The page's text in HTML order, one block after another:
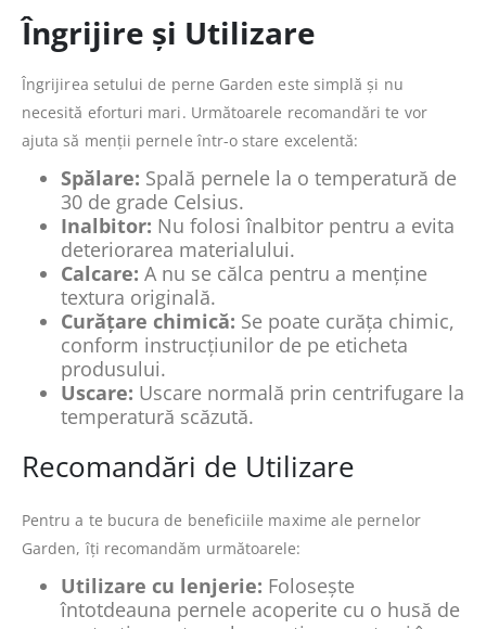
Îngrijire și Utilizare
Îngrijirea setului de perne Garden este simplă și nu
necesită eforturi mari. Următoarele recomandări te vor
ajuta să menții pernele într-o stare excelentă:
Spălare: Spală pernele la o temperatură de
30 de grade Celsius.
Inalbitor: Nu folosi înalbitor pentru a evita
deteriorarea materialului.
Calcare: A nu se călca pentru a menține
textura originală.
Curățare chimică: Se poate curăța chimic,
conform instrucțiunilor de pe eticheta
produsului.
Uscare: Uscare normală prin centrifugare la
temperatură scăzută.
Recomandări de Utilizare
Pentru a te bucura de beneficiile maxime ale pernelor
Garden, îți recomandăm următoarele:
Utilizare cu lenjerie: Folosește
întotdeauna pernele acoperite cu o husă de